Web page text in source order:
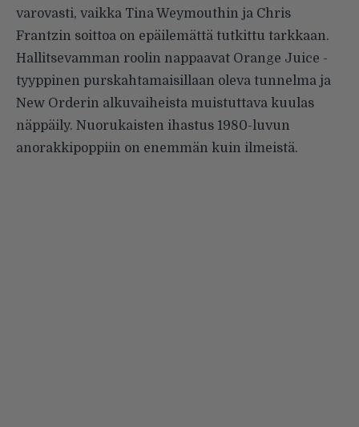
varovasti, vaikka Tina Weymouthin ja Chris
Frantzin soittoa on epäilemättä tutkittu tarkkaan.
Hallitsevamman roolin nappaavat Orange Juice -
tyyppinen purskahtamaisillaan oleva tunnelma ja
New Orderin alkuvaiheista muistuttava kuulas
näppäily. Nuorukaisten ihastus 1980-luvun
anorakkipoppiin on enemmän kuin ilmeistä.